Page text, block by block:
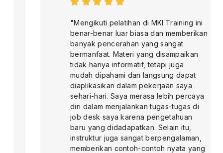
"Mengikuti pelatihan di MKI Training ini
benar-benar luar biasa dan memberikan
banyak pencerahan yang sangat
bermanfaat. Materi yang disampaikan
tidak hanya informatif, tetapi juga
mudah dipahami dan langsung dapat
diaplikasikan dalam pekerjaan saya
sehari-hari. Saya merasa lebih percaya
diri dalam menjalankan tugas-tugas di
job desk saya karena pengetahuan
baru yang didadapatkan. Selain itu,
instruktur juga sangat berpengalaman,
memberikan contoh-contoh nyata yang